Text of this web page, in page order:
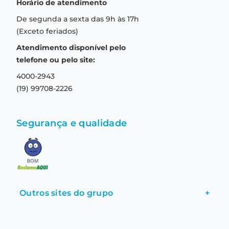
Formas de pagamento
Aviso de privacidade
Termos e condições de uso
Garantia
Troca e devolução
Central de relacionamento
Horário de atendimento
De segunda a sexta das 9h às 17h
(Exceto feriados)
Atendimento disponível pelo
telefone ou pelo site:
4000-2943
(19) 99708-2226
Segurança e qualidade
Outros sites do grupo +